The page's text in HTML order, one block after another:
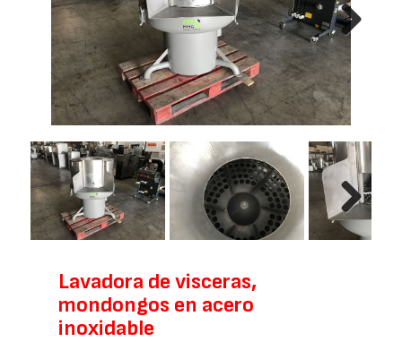
Next
Next
Lavadora de visceras,
mondongos en acero
inoxidable